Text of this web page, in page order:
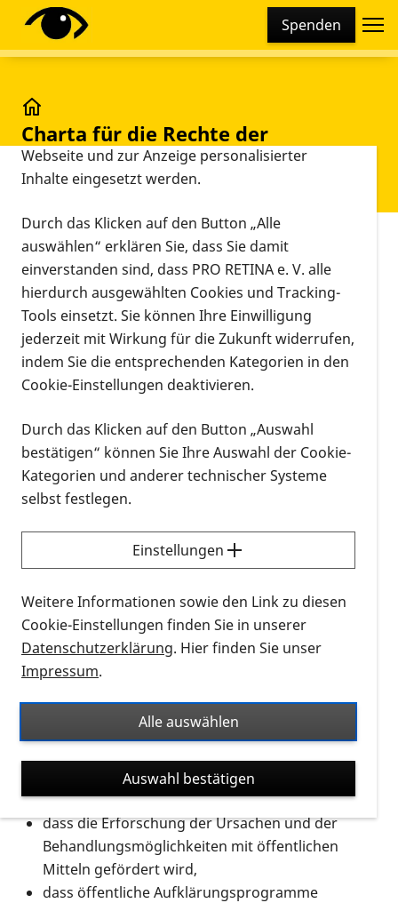
Spenden
Charta für die Rechte der
Patienten mit
Makuladegenerationen
Vorlesen
Täglich werden weltweit Tausende von Patienten mit
der Diagnose "Makuladegeneration" konfrontiert,
und die Zahl wächst in einem erschreckenden Maß.
Diese Tatsache muss in der Gesundheitspolitik und
in den öffentlichen Aktionsprogrammen
Berücksichtigung finden.
Menschen, die mit Makuladegeneration (MD) leben
müssen, haben in dem von ihnen gewünschten
Ausmaß das Recht auf Selbstbestimmung und
Mitbestimmung in ihrer Lebensplanung.
Die MD - Patienten - Charta ist wegweisend für die
Lebensgestaltung und wurde von Patienten für
Die Charta umfasst vier Grundsätze. Ecksteine sind
Prävention und Therapie, frühzeitige Diagnose,
unbürokratischer Zugang zu erprobten Therapien
und umfassende Versorgung und Unterstützung.
1. Aufklärung, Prävention und Beratung
Die Patienten erwarten zu Recht:
dass die Erforschung der Ursachen und der
Behandlungsmöglichkeiten mit öffentlichen
Mitteln gefördert wird,
dass öffentliche Aufklärungsprogramme
Diese Webseite setzt verschiedene Cookies und
Tracking-Tools ein. Dies beinhaltet Cookies und
technisch notwendig sind, die zu statistischen
Zwecken sowie zur besseren Bedienbarkeit der
Webseite und zur Anzeige personalisierter
Inhalte eingesetzt werden.
Durch das Klicken auf den Button „Alle
auswählen“ erklären Sie, dass Sie damit
einverstanden sind, dass PRO RETINA e. V. alle
hierdurch ausgewählten Cookies und Tracking-
Tools einsetzt. Sie können Ihre Einwilligung
jederzeit mit Wirkung für die Zukunft widerrufen,
indem Sie die entsprechenden Kategorien in den
Cookie-Einstellungen deaktivieren.
Durch das Klicken auf den Button „Auswahl
bestätigen“ können Sie Ihre Auswahl der Cookie-
Kategorien und anderer technischer Systeme
selbst festlegen.
Einstellungen
Weitere Informationen sowie den Link zu diesen
Cookie-Einstellungen finden Sie in unserer
Datenschutzerklärung. Hier finden Sie unser
Impressum.
Alle auswählen
Auswahl bestätigen